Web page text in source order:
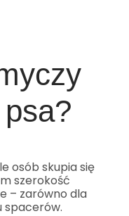
osób skupia się
szerokość
– zarówno dla
spacerów.